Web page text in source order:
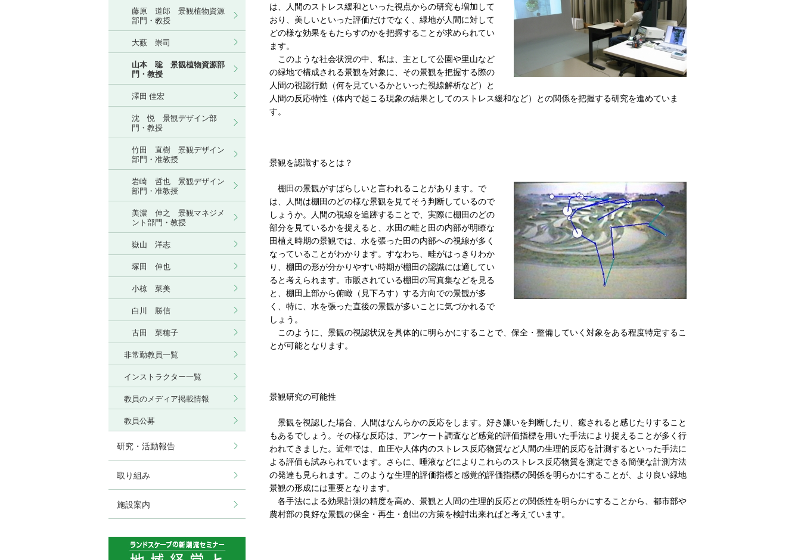
は、人間のストレス緩和といった視点からの研究も増加して
おり、美しいといった評価だけでなく、緑地が人間に対して
どの様な効果をもたらすのかを把握することが求められてい
ます。
このような社会状況の中、私は、主として公園や里山など
の緑地で構成される景観を対象に、その景観を把握する際の
人間の視認行動（何を見ているかといった視線解析など）と
人間の反応特性（体内で起こる現象の結果としてのストレス緩和など）との関係を把握する研究を進めていま
す。
景観を認識するとは？
棚田の景観がすばらしいと言われることがあります。で
は、人間は棚田のどの様な景観を見てそう判断しているので
しょうか。人間の視線を追跡することで、実際に棚田のどの
部分を見ているかを捉えると、水田の畦と田の内部が明瞭な
田植え時期の景観では、水を張った田の内部への視線が多く
なっていることがわかります。すなわち、畦がはっきりわか
り、棚田の形が分かりやすい時期が棚田の認識には適してい
ると考えられます。市販されている棚田の写真集などを見る
と、棚田上部から俯瞰（見下ろす）する方向での景観が多
く、特に、水を張った直後の景観が多いことに気づかれるで
しょう。
このように、景観の視認状況を具体的に明らかにすることで、保全・整備していく対象をある程度特定するこ
とが可能となります。
景観研究の可能性
景観を視認した場合、人間はなんらかの反応をします。好き嫌いを判断したり、癒されると感じたりすること
もあるでしょう。その様な反応は、アンケート調査など感覚的評価指標を用いた手法により捉えることが多く行
われてきました。近年では、血圧や人体内のストレス反応物質など人間の生理的反応を計測するといった手法に
よる評価も試みられています。さらに、唾液などによりこれらのストレス反応物質を測定できる簡便な計測方法
の発達も見られます。このような生理的評価指標と感覚的評価指標の関係を明らかにすることが、より良い緑地
景観の形成には重要となります。
各手法による効果計測の精度を高め、景観と人間の生理的反応との関係性を明らかにすることから、都市部や
農村部の良好な景観の保全・再生・創出の方策を検討出来ればと考えています。
藤原 道郎 景観植物資源
部門・教授
大藪 崇司
山本 聡 景観植物資源部
門・教授
澤田 佳宏
沈 悦 景観デザイン部
門・教授
竹田 直樹 景観デザイン
部門・准教授
岩崎 哲也 景観デザイン
部門・准教授
美濃 伸之 景観マネジメ
ント部門・教授
嶽山 洋志
塚田 伸也
小椋 菜美
白川 勝信
古田 菜穂子
非常勤教員一覧
インストラクター一覧
教員のメディア掲載情報
教員公募
研究・活動報告
取り組み
施設案内